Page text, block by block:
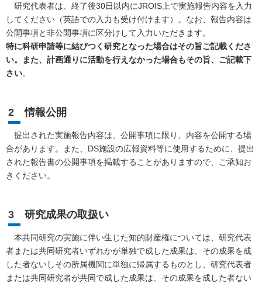
研究代表者は、終了後30日以内にJROIS上で実施報告内容を入力
してください（英語での入力も受け付けます）。なお、報告内容は
公開事項と非公開事項に区分けして入力いただきます。
特に科研申請等に結びつく研究となった場合はその旨ご記載くださ
い。また、計画通りに活動を行えなかった場合もその旨、ご記載下
さい。
2 情報公開
提出された実施報告内容は、公開事項に限り、内容を公開する場
合があります。また、DS施設の広報資料等に使用するために、提出
された報告書の公開事項を掲載することがありますので、ご承知お
きください。
3 研究成果の取扱い
本共同研究の実施に伴い生じた知的財産権については、研究代表
者または共同研究者いずれかが単独で成した成果は、その成果を成
した者ないしその所属機関に単独に帰属するものとし、研究代表者
または共同研究者が共同で成した成果は、その成果を成した者ない